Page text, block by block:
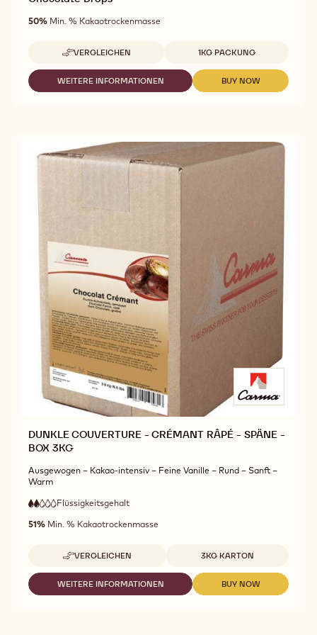
50% Min. % Kakaotrockenmasse
VERGLEICHEN
-
CHOCOLATE
DROPS
Verfügbare Größen
1KG PACKUNG
WEITERE INFORMATIONEN
-
BUY NOW
-
DUNKLE COUVERTURE - CRÉMANT RÂPÉ - SPÄNE -
BOX 3KG
Ausgewogen – Kakao-intensiv – Feine Vanille – Rund – Sanft –
Warm
2
out
Flüssigkeitsgehalt
Fließfähigkeit
51% Min. % Kakaotrockenmasse
VERGLEICHEN
-
DUNKLE
COUVERTURE
-
Verfügbare Größen
3KG KARTON
WEITERE INFORMATIONEN
-
BUY NOW
-